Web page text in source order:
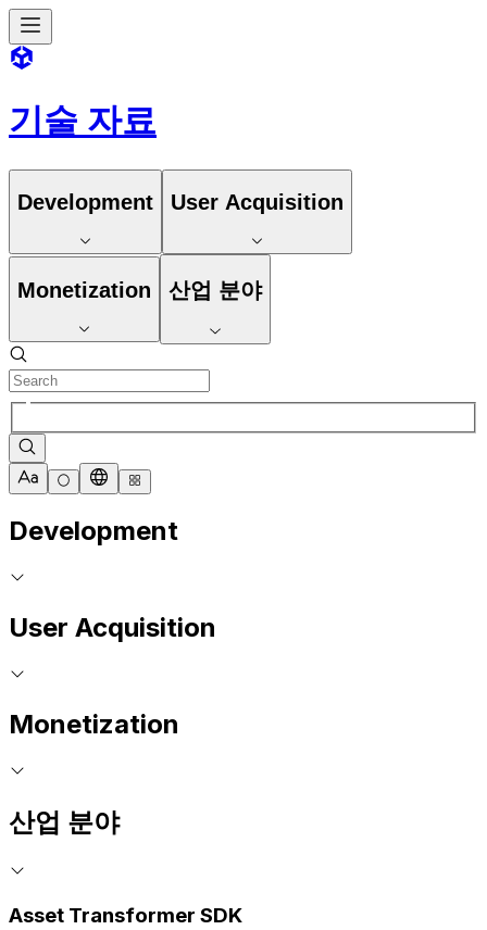
기술 자료
Development User Acquisition
Monetization 산업 분야
Development
User Acquisition
Monetization
산업 분야
Asset Transformer SDK